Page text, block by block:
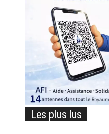
Les plus lus